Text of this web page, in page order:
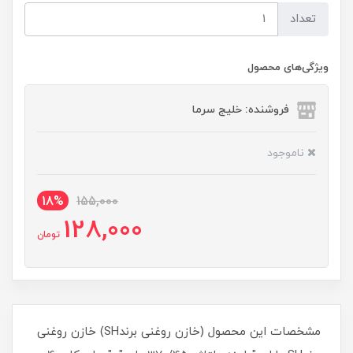
تعداد
ویژگی‌های محصول
فروشنده: خلیج سرما
ناموجود
155,000
18%
128,000 تومان
مشخصات این محصول (خازن روغنی برندSH) خازن روغنی